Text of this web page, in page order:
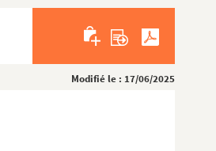
Modifié le : 17/06/2025